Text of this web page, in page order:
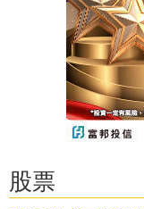
股票